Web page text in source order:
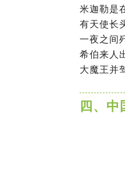
米迦勒是
有天使长
一夜之间
希伯来人
大魔王并
四、